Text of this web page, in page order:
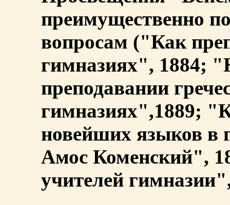
преимущественно
вопросам ("Как
гимназиях", 1884;
преподавании
гимназиях",1889;
новейших языков в
Амос Коменский",
учителей